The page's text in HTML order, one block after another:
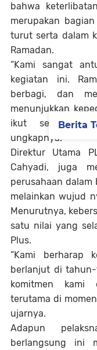
bahwa
merupakan
turut serta dalam
Ramadan.
“Kami sangat
kegiatan ini.
berbagi, dan
menunjukkan
ikut serta
ungkapnya.
Direktur Utama
Cahyadi, juga
perusahaan dalam
melainkan wujud
Menurutnya,
satu nilai yang
Plus.
“Kami berharap
berlanjut di
komitmen kami
terutama di
ujarnya.
Adapun
berlangsung ini
Berita